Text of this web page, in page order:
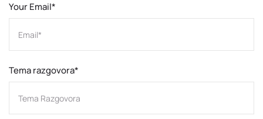
Your Email*
Tema razgovora*